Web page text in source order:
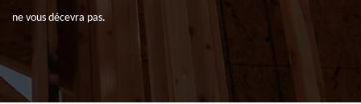
ne vous décevra pas.